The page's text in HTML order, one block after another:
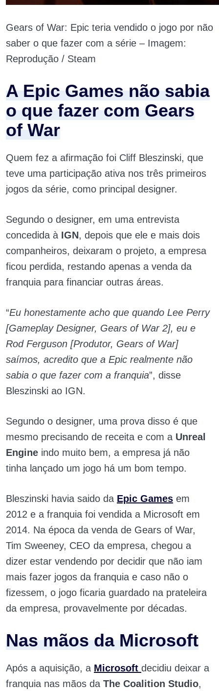
Gears of War: Epic teria vendido o jogo por não
saber o que fazer com a série – Imagem:
Reprodução / Steam
A Epic Games não sabia
o que fazer com Gears
of War
Quem fez a afirmação foi Cliff Bleszinski, que
teve uma participação ativa nos três primeiros
jogos da série, como principal designer.
Segundo o designer, em uma entrevista
concedida à IGN, depois que ele e mais dois
companheiros, deixaram o projeto, a empresa
ficou perdida, restando apenas a venda da
franquia para financiar outras áreas.
“Eu honestamente acho que quando Lee Perry
[Gameplay Designer, Gears of War 2], eu e
Rod Ferguson [Produtor, Gears of War]
saímos, acredito que a Epic realmente não
sabia o que fazer com a franquia”, disse
Bleszinski ao IGN.
Segundo o designer, uma prova disso é que
mesmo precisando de receita e com a Unreal
Engine indo muito bem, a empresa já não
tinha lançado um jogo há um bom tempo.
Bleszinski havia saido da Epic Games em
2012 e a franquia foi vendida a Microsoft em
2014. Na época da venda de Gears of War,
Tim Sweeney, CEO da empresa, chegou a
dizer estar vendendo por decidir que não iam
mais fazer jogos da franquia e caso não o
fizessem, o jogo ficaria guardado na prateleira
da empresa, provavelmente por décadas.
Nas mãos da Microsoft
Após a aquisição, a Microsoft decidiu deixar a
franquia nas mãos da The Coalition Studio,